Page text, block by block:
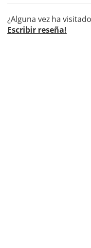
¿Alguna vez ha
Escribir reseña!